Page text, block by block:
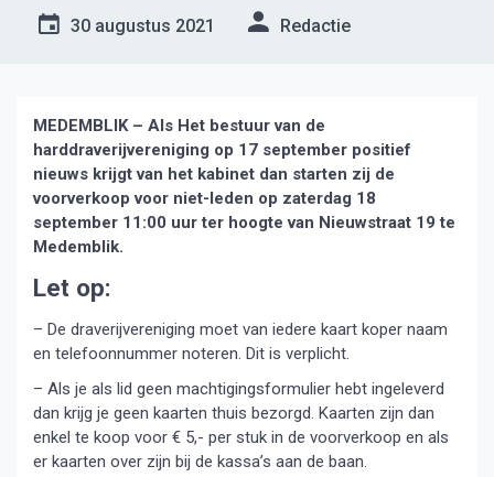
30 augustus 2021 Redactie
MEDEMBLIK – Als Het bestuur van de
harddraverijvereniging op 17 september positief
nieuws krijgt van het kabinet dan starten zij de
voorverkoop voor niet-leden op zaterdag 18
september 11:00 uur ter hoogte van Nieuwstraat 19 te
Medemblik.
Let op:
– De draverijvereniging moet van iedere kaart koper naam
en telefoonnummer noteren. Dit is verplicht.
– Als je als lid geen machtigingsformulier hebt ingeleverd
dan krijg je geen kaarten thuis bezorgd. Kaarten zijn dan
enkel te koop voor € 5,- per stuk in de voorverkoop en als
er kaarten over zijn bij de kassa’s aan de baan.